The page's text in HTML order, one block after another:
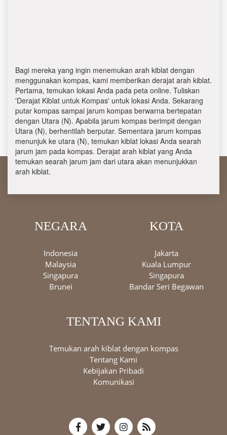
Bagi mereka yang ingin menemukan arah kiblat dengan
menggunakan kompas, kami memberikan derajat arah kiblat.
Pertama, temukan lokasi Anda pada peta online. Tuliskan
'Derajat Kiblat untuk Kompas' untuk lokasi Anda. Sekarang
putar kompas sampai jarum kompas berwarna bertepatan
dengan Utara (N). Apabila jarum kompas berimpit dengan
Utara (N), berhentilah berputar. Sementara jarum kompas
menunjuk ke utara (N), temukan kiblat lokasi Anda searah
jarum jam pada kompas. Derajat arah kiblat yang Anda
temukan searah jarum jam dari utara akan menunjukkan
arah kiblat.
NEGARA
Indonesia
Malaysia
Singapura
Brunei
KOTA
Jakarta
Kuala Lumpur
Singapura
Bandar Seri Begawan
TENTANG KAMI
Temukan arah kiblat dengan kompas
Tentang Kami
Kebijakan Pribadi
Komunikasi